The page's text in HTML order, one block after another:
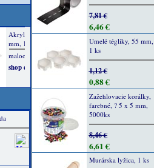
7,81 €
6,46 €
Umelé tégliky, 55 mm,
1 ks
1,12 €
0,88 €
Zažehlovacie korálky,
farebné, ? 5 x 5 mm,
5000ks
8,46 €
6,61 €
Murárska lyžica, 1 ks